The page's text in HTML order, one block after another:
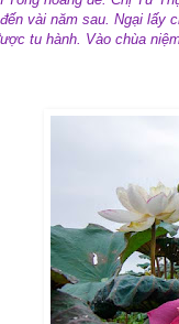
vài năm sau. Ngại lấy
tu hành. Vào chùa